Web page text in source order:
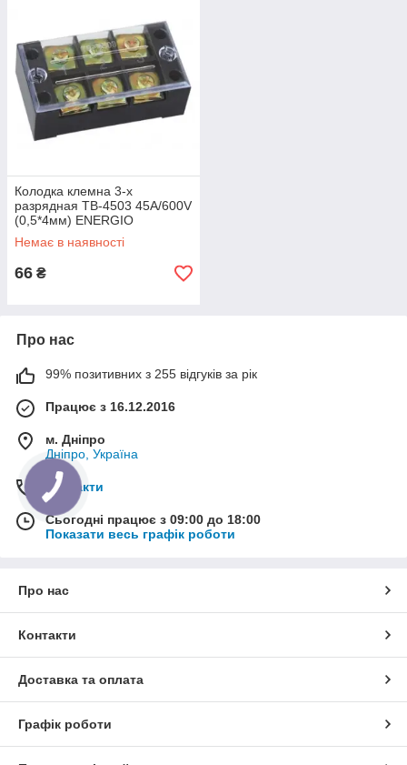
Колодка клемна 3-х
разрядная ТВ-4503 45А/600V
(0,5*4мм) ENERGIO
Немає в наявності
66 ₴
Про нас
99% позитивних з 255 відгуків за рік
Працює з 16.12.2016
м. Дніпро
Дніпро, Україна
Контакти
Сьогодні працює з 09:00 до 18:00
Показати весь графік роботи
Про нас
Контакти
Доставка та оплата
Графік роботи